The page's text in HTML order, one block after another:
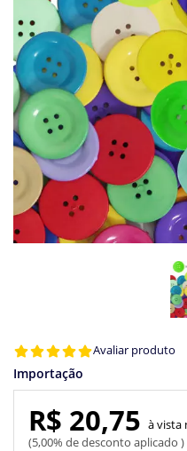
Avaliar produto
Importação
R$ 20,75
5,00% de desconto aplicado